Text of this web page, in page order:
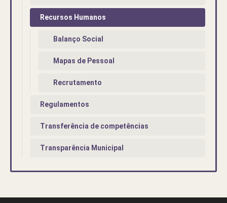
Recursos Humanos
Balanço Social
Mapas de Pessoal
Recrutamento
Regulamentos
Transferência de competências
Transparência Municipal